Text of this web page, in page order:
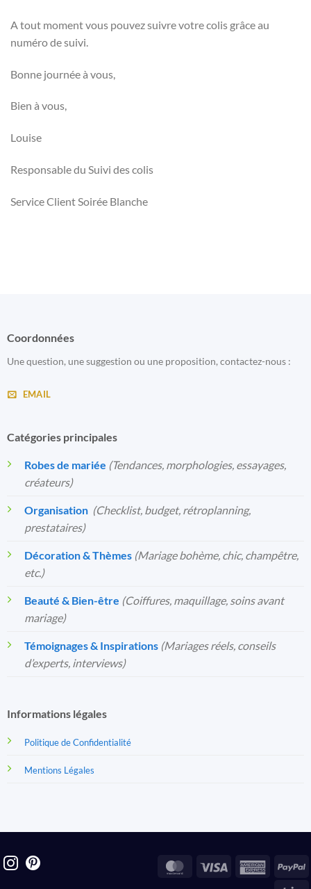
A tout moment vous pouvez suivre votre colis grâce au
numéro de suivi.
Bonne journée à vous,
Bien à vous,
Louise
Responsable du Suivi des colis
Service Client Soirée Blanche
Coordonnées
Une question, une suggestion ou une proposition, contactez-nous :
EMAIL
Catégories principales
Robes de mariée (Tendances, morphologies, essayages,
créateurs)
Organisation️ (Checklist, budget, rétroplanning,
prestataires)
Décoration & Thèmes (Mariage bohème, chic, champêtre,
etc.)
Beauté & Bien-être (Coiffures, maquillage, soins avant
mariage)
Témoignages & Inspirations (Mariages réels, conseils
d’experts, interviews)
Informations légales
Politique de Confidentialité
Mentions Légales
MasterCard
Visa
American